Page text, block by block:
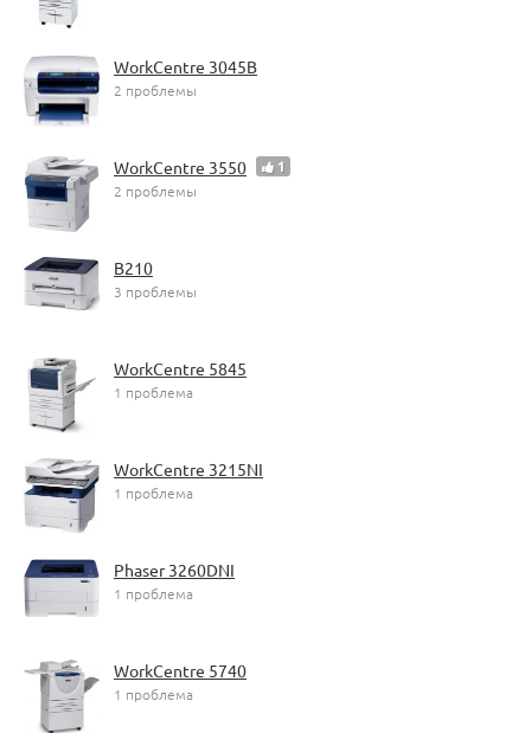
WorkCentre 3045B
2 проблемы
WorkCentre 3550 1
2 проблемы
B210
3 проблемы
WorkCentre 5845
1 проблема
WorkCentre 3215NI
1 проблема
Phaser 3260DNI
1 проблема
WorkCentre 5740
1 проблема